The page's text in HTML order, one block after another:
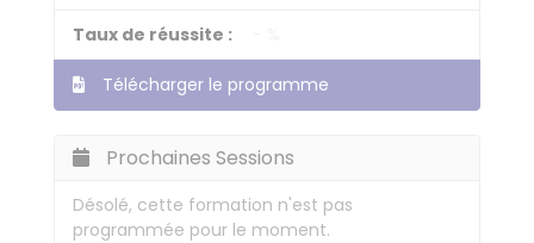
Taux de réussite :
Télécharger le programme
Prochaines Sessions
Désolé, cette formation n'est pas
programmée pour le moment.